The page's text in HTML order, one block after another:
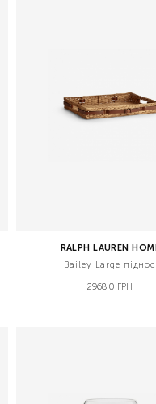
RALPH LAUREN
Bailey Large піднос
29680 ГРН